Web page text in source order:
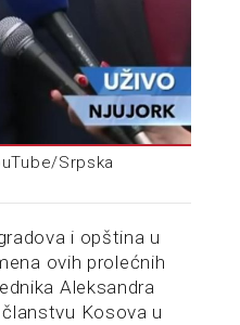
Srpska
i opština u
ovih prolećnih
Aleksandra
Kosova u